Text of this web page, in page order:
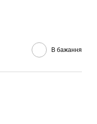
В бажання